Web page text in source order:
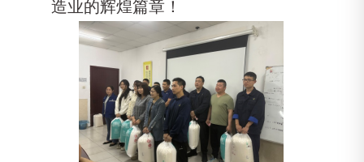
造业的辉煌篇章！